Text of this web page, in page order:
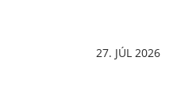
27. JÚL 2026